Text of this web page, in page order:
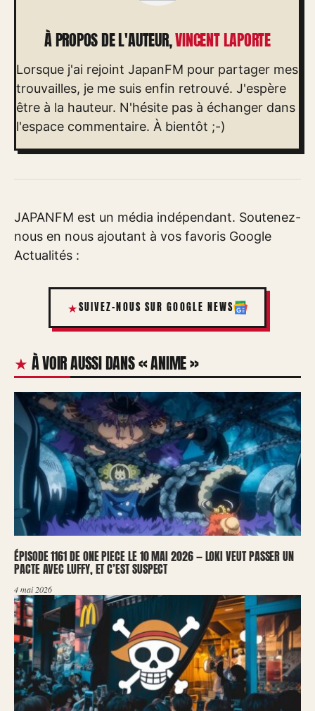
À PROPOS DE L'AUTEUR,VINCENT LAPORTE
Lorsque j'ai rejoint JapanFM pour partager mes
trouvailles, je me suis enfin retrouvé. J'espère
être à la hauteur. N'hésite pas à échanger dans
l'espace commentaire. À bientôt ;-)
JAPANFM est un média indépendant. Soutenez-
nous en nous ajoutant à vos favoris Google
Actualités :
SUIVEZ-NOUS SUR GOOGLE NEWS
À VOIR AUSSI DANS « ANIME »
ÉPISODE 1161 DE ONE PIECE LE 10 MAI 2026 — LOKI VEUT PASSER UN
PACTE AVEC LUFFY, ET C’EST SUSPECT
4 mai 2026